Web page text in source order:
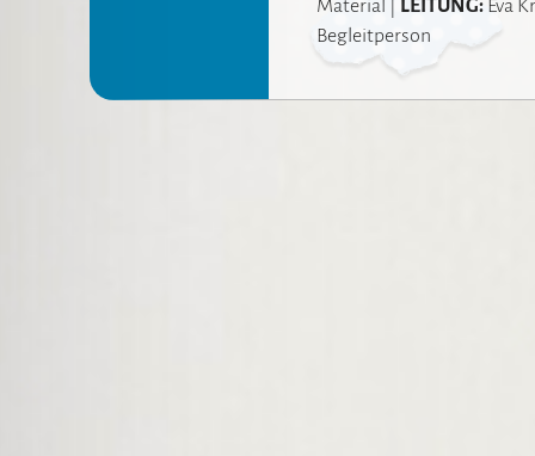
Material
LEITUNG: Eva
Begleitperson